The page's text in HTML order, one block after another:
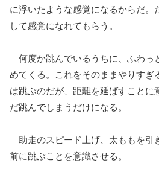
に浮いたような感覚になるからだ。
して感覚になれてもらう。
何度か跳んでいるうちに、ふわっ
めてくる。これをそのままやりすぎ
は跳ぶのだが、距離を延ばすことに
だ跳んでしまうだけになる。
助走のスピード上げ、太ももを引
前に跳ぶことを意識させる。